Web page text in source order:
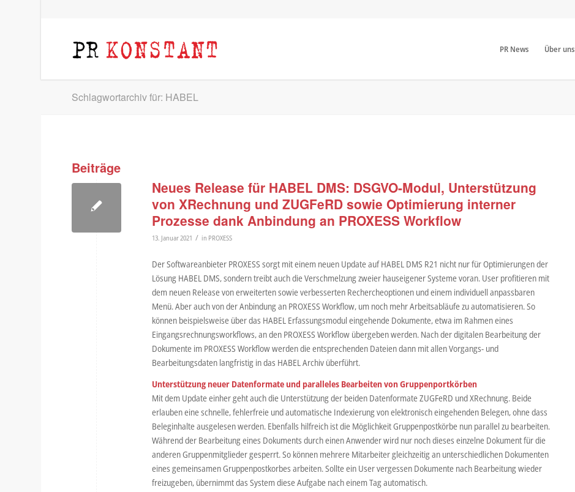
PR News Über uns
Schlagwortarchiv für: HABEL
Beiträge
Neues Release für HABEL DMS: DSGVO-Modul, Unterstützung
von XRechnung und ZUGFeRD sowie Optimierung interner
Prozesse dank Anbindung an PROXESS Workflow
13. Januar 2021 / in PROXESS
Der Softwareanbieter PROXESS sorgt mit einem neuen Update auf HABEL DMS R21 nicht nur für Optimierungen der
Lösung HABEL DMS, sondern treibt auch die Verschmelzung zweier hauseigener Systeme voran. User profitieren mit
dem neuen Release von erweiterten sowie verbesserten Rechercheoptionen und einem individuell anpassbaren
Menü. Aber auch von der Anbindung an PROXESS Workflow, um noch mehr Arbeitsabläufe zu automatisieren. So
können beispielsweise über das HABEL Erfassungsmodul eingehende Dokumente, etwa im Rahmen eines
Eingangsrechnungsworkflows, an den PROXESS Workflow übergeben werden. Nach der digitalen Bearbeitung der
Dokumente im PROXESS Workflow werden die entsprechenden Dateien dann mit allen Vorgangs- und
Bearbeitungsdaten langfristig in das HABEL Archiv überführt.
Unterstützung neuer Datenformate und paralleles Bearbeiten von Gruppenportkörben
Mit dem Update einher geht auch die Unterstützung der beiden Datenformate ZUGFeRD und XRechnung. Beide
erlauben eine schnelle, fehlerfreie und automatische Indexierung von elektronisch eingehenden Belegen, ohne dass
Beleginhalte ausgelesen werden. Ebenfalls hilfreich ist die Möglichkeit Gruppenpostkörbe nun parallel zu bearbeiten.
Während der Bearbeitung eines Dokuments durch einen Anwender wird nur noch dieses einzelne Dokument für die
anderen Gruppenmitglieder gesperrt. So können mehrere Mitarbeiter gleichzeitig an unterschiedlichen Dokumenten
eines gemeinsamen Gruppenpostkorbes arbeiten. Sollte ein User vergessen Dokumente nach Bearbeitung wieder
freizugeben, übernimmt das System diese Aufgabe nach einem Tag automatisch.